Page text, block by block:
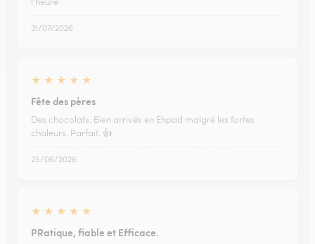
31/07/2026
★ ★ ★ ★ ★
Fête des pères
Des chocolats. Bien arrivés en Ehpad malgré les fortes
chaleurs. Parfait. 👍
25/06/2026
★ ★ ★ ★ ★
PRatique, fiable et Efficace.